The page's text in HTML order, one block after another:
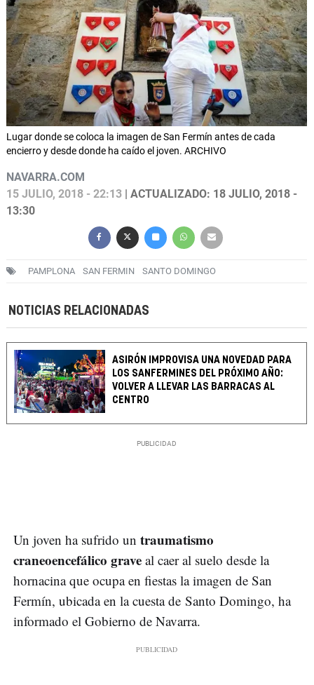
Lugar donde se coloca la imagen de San Fermín antes de cada
encierro y desde donde ha caído el joven. ARCHIVO
NAVARRA.COM
15 JULIO, 2018 - 22:13 | ACTUALIZADO: 18 JULIO, 2018 -
13:30
PAMPLONA SAN FERMIN SANTO DOMINGO
NOTICIAS RELACIONADAS
ASIRÓN IMPROVISA UNA NOVEDAD PARA
LOS SANFERMINES DEL PRÓXIMO AÑO:
VOLVER A LLEVAR LAS BARRACAS AL
CENTRO
Un joven ha sufrido un traumatismo
craneoencefálico grave al caer al suelo desde la
hornacina que ocupa en fiestas la imagen de San
Fermín, ubicada en la cuesta de Santo Domingo, ha
informado el Gobierno de Navarra.